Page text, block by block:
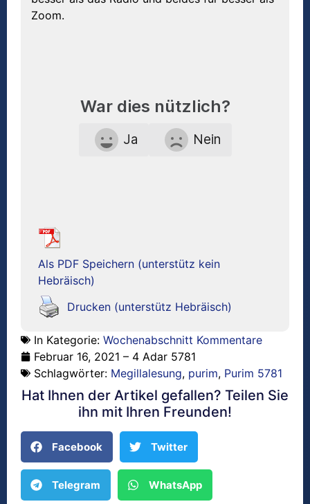
Zoom.
War dies nützlich?
Ja Nein
Als PDF Speichern (unterstütz kein
Hebräisch)
Drucken (unterstütz Hebräisch)
In Kategorie: Wochenabschnitt Kommentare
Februar 16, 2021 – 4 Adar 5781
Schlagwörter: Megillalesung, purim, Purim 5781
Hat Ihnen der Artikel gefallen? Teilen Sie
ihn mit Ihren Freunden!
Facebook Twitter
Telegram WhatsApp